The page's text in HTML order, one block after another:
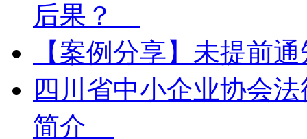
后果？
【案例分享】未提前
四川省中小企业协会
简介